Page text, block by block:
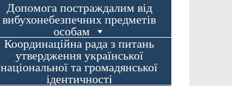
Допомога постраждалим від
вибухонебезпечних предметів
особам
Координаційна рада з питань
утвердження української
національної та громадянської
ідентичності